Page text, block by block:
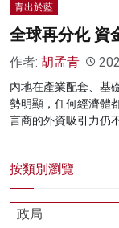
青出於藍
全球再分化 資
作者: 胡孟青
內地在產業配套、基
勢明顯，任何經濟體
言商的外資吸引力仍
按類別瀏覽
政局